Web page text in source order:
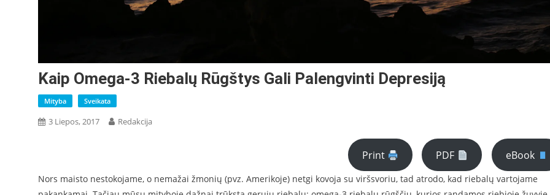
Kaip Omega-3 Riebalų Rūgštys Gali Palengvinti Depresiją
Mityba Sveikata
3 Liepos, 2017 Redakcija
Print PDF eBook
Nors maisto nestokojame, o nemažai žmonių (pvz. Amerikoje) netgi kovoja su viršsvoriu, tad atrodo, kad riebalų vartojame